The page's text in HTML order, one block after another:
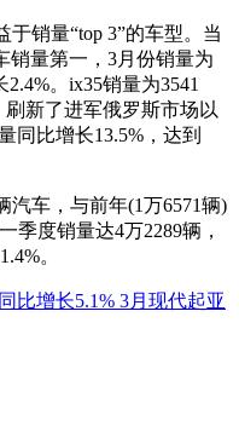
销量“top 3”的车型。当
销量第一，3月份销量为
。ix35销量为3541
刷新了进军俄罗斯市场以
同比增长13.5%，达到
车，与前年(1万6571辆)
季度销量达4万2289辆，
。
同比增长5.1% 3月现代起亚